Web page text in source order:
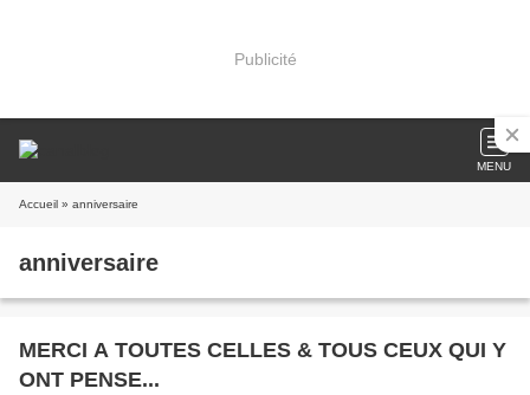
Publicité
MENU
Accueil » anniversaire
anniversaire
MERCI A TOUTES CELLES & TOUS CEUX QUI Y
ONT PENSE...